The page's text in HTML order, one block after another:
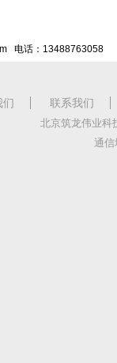
电话：13488763058
们 联系我们
北京筑龙伟业科
通